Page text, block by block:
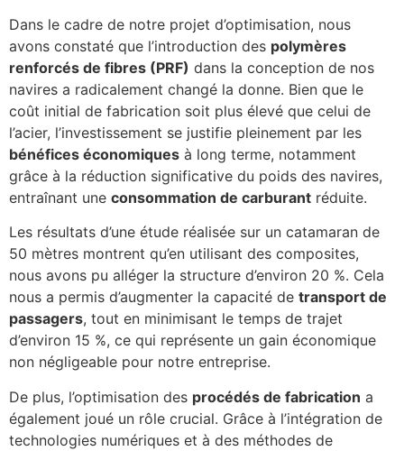
Dans le cadre de notre projet d’optimisation, nous
avons constaté que l’introduction des polymères
renforcés de fibres (PRF) dans la conception de nos
navires a radicalement changé la donne. Bien que le
coût initial de fabrication soit plus élevé que celui de
l’acier, l’investissement se justifie pleinement par les
bénéfices économiques à long terme, notamment
grâce à la réduction significative du poids des navires,
entraînant une consommation de carburant réduite.
Les résultats d’une étude réalisée sur un catamaran de
50 mètres montrent qu’en utilisant des composites,
nous avons pu alléger la structure d’environ 20 %. Cela
nous a permis d’augmenter la capacité de transport de
passagers, tout en minimisant le temps de trajet
d’environ 15 %, ce qui représente un gain économique
non négligeable pour notre entreprise.
De plus, l’optimisation des procédés de fabrication a
également joué un rôle crucial. Grâce à l’intégration de
technologies numériques et à des méthodes de